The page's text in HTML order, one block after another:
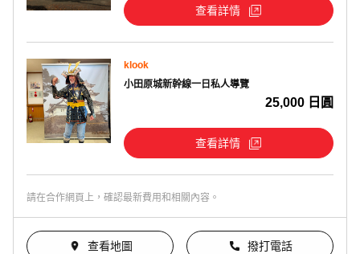
查看詳情
klook
小田原城新幹線一日私人導覽
25,000 日圓
查看詳情
請在合作網頁上，確認最新費用和相關內容。
查看地圖 撥打電話